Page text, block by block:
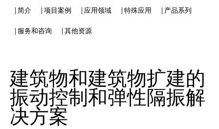
| 简介 | 项目案例 | 应用领域 | 特殊应用 | 产品系列
| 服务和咨询 | 其他资源
建筑物和建筑物扩建的
振动控制和弹性隔振解
决方案